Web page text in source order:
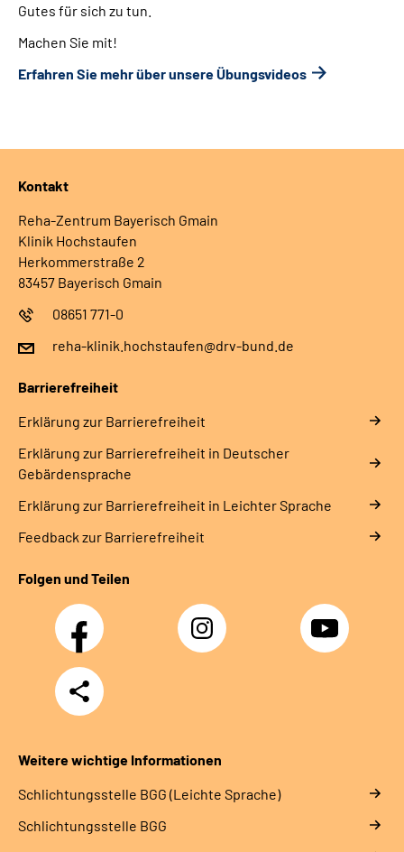
Gutes für sich zu tun.
Machen Sie mit!
Erfahren Sie mehr über unsere Übungsvideos
Kontakt
Reha-Zentrum Bayerisch Gmain
Klinik Hochstaufen
Herkommerstraße 2
83457 Bayerisch Gmain
08651 771-0
reha-klinik.hochstaufen@drv-bund.de
Barrierefreiheit
Erklärung zur Barrierefreiheit
Erklärung zur Barrierefreiheit in Deutscher
Gebärdensprache
Erklärung zur Barrierefreiheit in Leichter Sprache
Feedback zur Barrierefreiheit
Folgen und Teilen
Facebook Instagram YouTube
Teilen
Weitere wichtige Informationen
Schlich­tungs­stel­le BGG (Leichte Sprache)
Schlich­tungs­stel­le BGG